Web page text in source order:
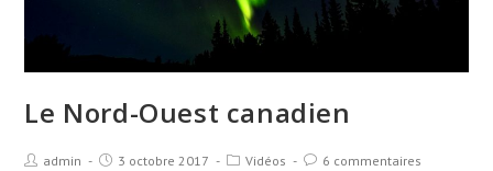
Le Nord-Ouest canadien
admin 3 octobre 2017 Vidéos 6 commentaires